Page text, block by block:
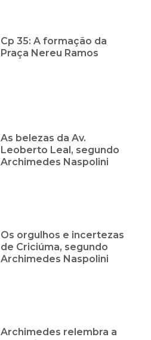
Cp 35: A formação da
Praça Nereu Ramos
As belezas da Av.
Leoberto Leal, segundo
Archimedes Naspolini
Os orgulhos e incertezas
de Criciúma, segundo
Archimedes Naspolini
Archimedes relembra a